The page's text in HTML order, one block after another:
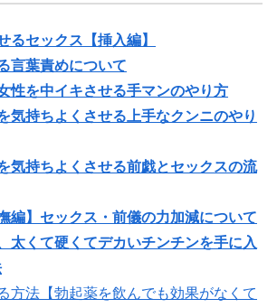
るセックス【挿入編】
言葉責めについて
性を中イキさせる手マンのやり方
気持ちよくさせる上手なクンニのやり
気持ちよくさせる前戯とセックスの流
編】セックス・前儀の力加減について
太くて硬くてデカいチンチンを手に入
方法【勃起薬を飲んでも効果がなくて